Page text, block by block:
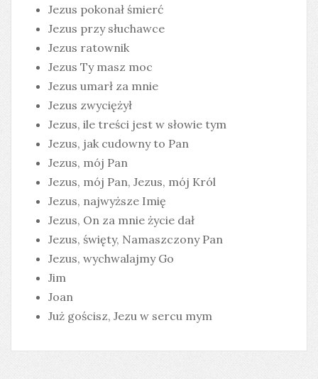
Jezus pokonał śmierć
Jezus przy słuchawce
Jezus ratownik
Jezus Ty masz moc
Jezus umarł za mnie
Jezus zwyciężył
Jezus, ile treści jest w słowie tym
Jezus, jak cudowny to Pan
Jezus, mój Pan
Jezus, mój Pan, Jezus, mój Król
Jezus, najwyższe Imię
Jezus, On za mnie życie dał
Jezus, święty, Namaszczony Pan
Jezus, wychwalajmy Go
Jim
Joan
Już gościsz, Jezu w sercu mym